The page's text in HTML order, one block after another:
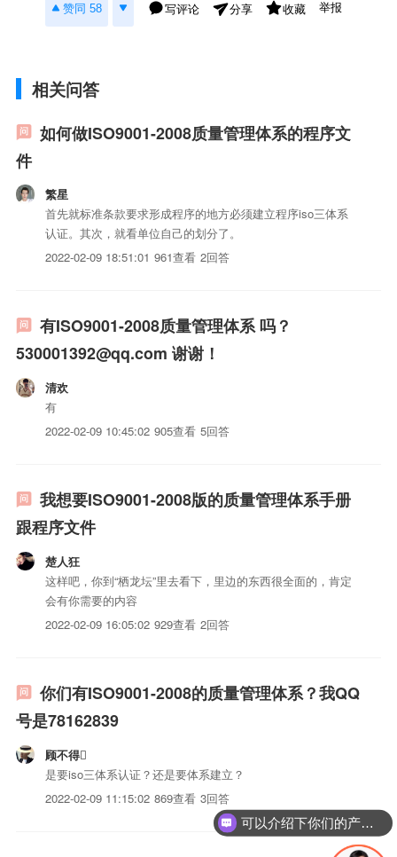
赞同 58 写评论 分享 收藏 举报
相关问答
如何做ISO9001-2008质量管理体系的程序文
件
繁星
首先就标准条款要求形成程序的地方必须建立程序iso三体系
认证。其次，就看单位自己的划分了。
2022-02-09 18:51:01 961查看 2回答
有ISO9001-2008质量管理体系 吗？
530001392@qq.com 谢谢！
清欢
有
2022-02-09 10:45:02 905查看 5回答
我想要ISO9001-2008版的质量管理体系手册
跟程序文件
楚人狂
这样吧，你到“栖龙坛”里去看下，里边的东西很全面的，肯定
会有你需要的内容
2022-02-09 16:05:02 929查看 2回答
你们有ISO9001-2008的质量管理体系？我QQ
号是78162839
顾不得
是要iso三体系认证？还是要体系建立？
2022-02-09 11:15:02 869查看 3回答
可以介绍下你们的产品么？